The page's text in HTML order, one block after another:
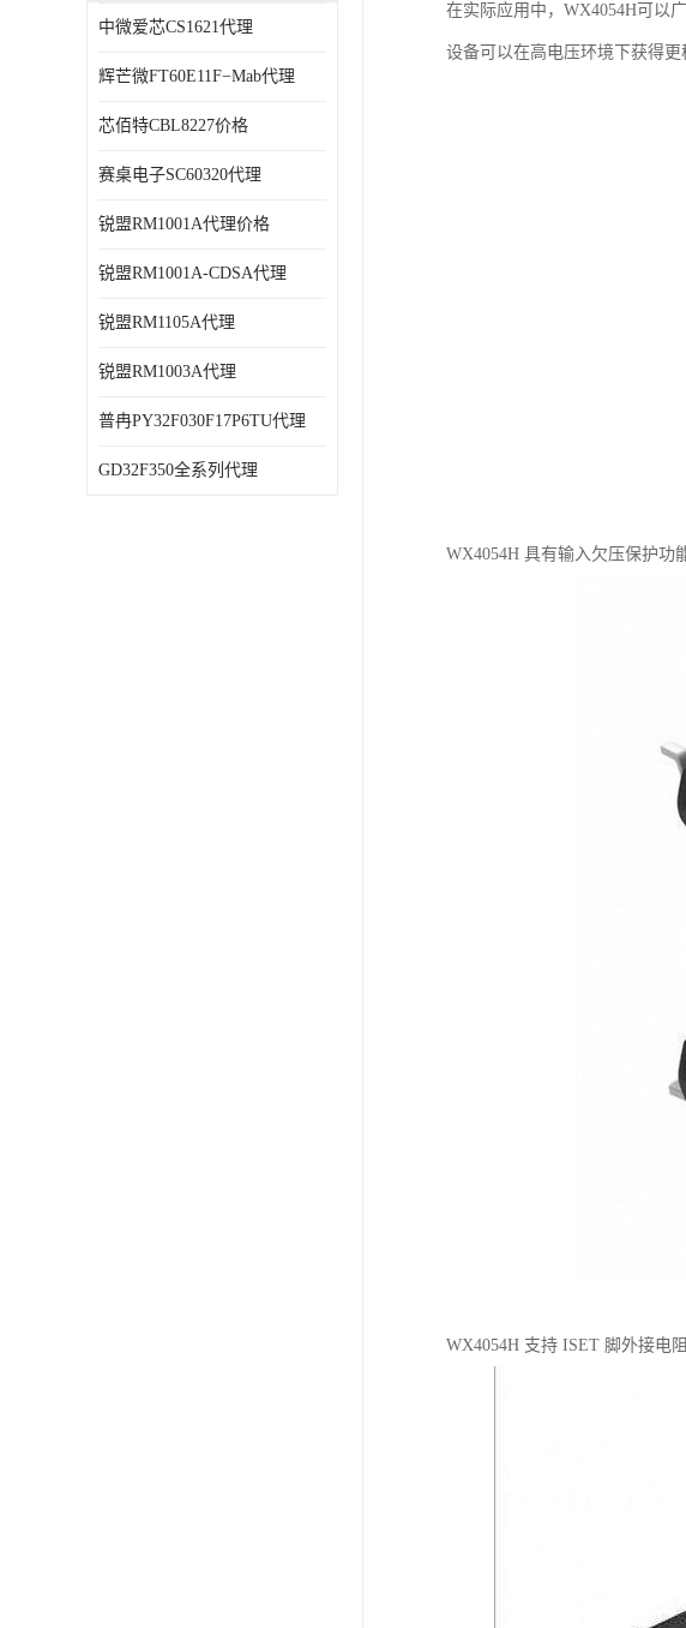
中微爱芯CS1621代理
辉芒微FT60E11F−Mab代理
芯佰特CBL8227价格
赛桌电子SC60320代理
锐盟RM1001A代理价格
锐盟RM1001A-CDSA代理
锐盟RM1105A代理
锐盟RM1003A代理
普冉PY32F030F17P6TU代理
GD32F350全系列代理
在实际应用中，WX4054H可以
设备可以在高电压环境下获得
WX4054H 具有输入欠压保护功
WX4054H 支持 ISET 脚外接电